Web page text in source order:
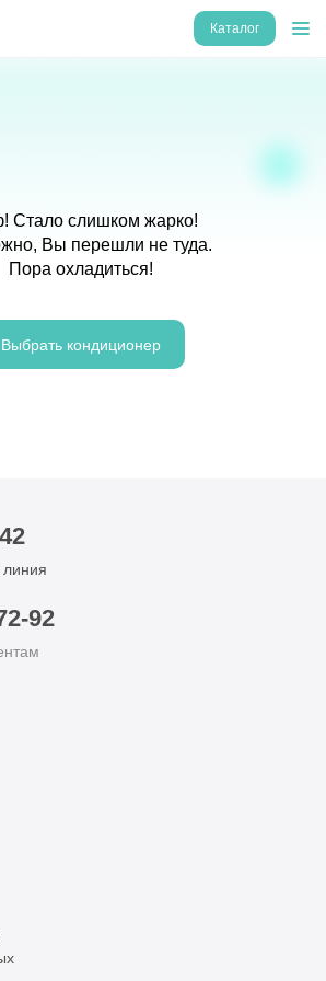
Каталог
Стало слишком жарко!
Вы перешли не туда.
Пора охладиться!
Выбрать кондиционер
линия
92